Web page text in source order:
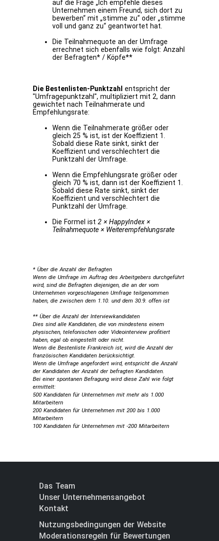
auf die Frage „Ich empfehle dieses
Unternehmen einem Freund, sich dort zu
bewerben“ mit „stimme zu“ oder „stimme
voll und ganz zu“ geantwortet hat.
Die Teilnahmequote an der Umfrage
errechnet sich ebenfalls wie folgt: Anzahl
der Befragten* / Köpfe**
Die Bestenlisten-Punktzahl entspricht der
"Umfragepunktzahl", multipliziert mit 2, dann
gewichtet nach Teilnahmerate und
Empfehlungsrate:
Wenn die Teilnahmerate größer oder
gleich 25 % ist, ist der Koeffizient 1.
Sobald diese Rate sinkt, sinkt der
Koeffizient und verschlechtert die
Punktzahl der Umfrage.
Wenn die Empfehlungsrate größer oder
gleich 70 % ist, dann ist der Koeffizient 1.
Sobald diese Rate sinkt, sinkt der
Koeffizient und verschlechtert die
Punktzahl der Umfrage.
Die Formel ist2 × HappyIndex ×
Teilnahmequote × Weiterempfehlungsrate
* Über die Anzahl der Befragten
Wenn die Umfrage im Auftrag des Arbeitgebers durchgeführt
wird, sind die Befragten diejenigen, die an der vom
Unternehmen vorgeschlagenen Umfrage teilgenommen
haben, die zwischen dem 1.10. und dem 30.9. offen ist
** Über die Anzahl der Interviewkandidaten
Dies sind alle Kandidaten, die von mindestens einem
physischen, telefonischen oder Videointerview profitiert
haben, egal ob eingestellt oder nicht.
Wenn die Bestenliste Frankreich ist, wird die Anzahl der
französischen Kandidaten berücksichtigt.
Wenn die Umfrage angefordert wird, entspricht die Anzahl
der Kandidaten der Anzahl der befragten Kandidaten.
Bei einer spontanen Befragung wird diese Zahl wie folgt
ermittelt:
500 Kandidaten für Unternehmen mit mehr als 1.000
Mitarbeitern
200 Kandidaten für Unternehmen mit 200 bis 1.000
Mitarbeitern
100 Kandidaten für Unternehmen mit -200 Mitarbeitern
Das Team
Unser Unternehmensangebot
Kontakt
Nutzungsbedingungen der Website
Moderationsregeln für Bewertungen